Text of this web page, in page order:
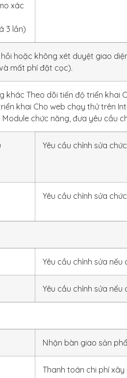
xác
3 lần)
hoặc không xét duyệt giao
mất phí đặt cọc).
khác Theo dõi tiến độ triển khai
khai Cho web chạy thử trên
chức năng, đưa yêu cầu
Yêu cầu chỉnh sửa
Yêu cầu chỉnh sửa
Yêu cầu chỉnh sửa nếu
Yêu cầu chỉnh sửa nếu
Nhận bàn giao sản
Thanh toán chi phí